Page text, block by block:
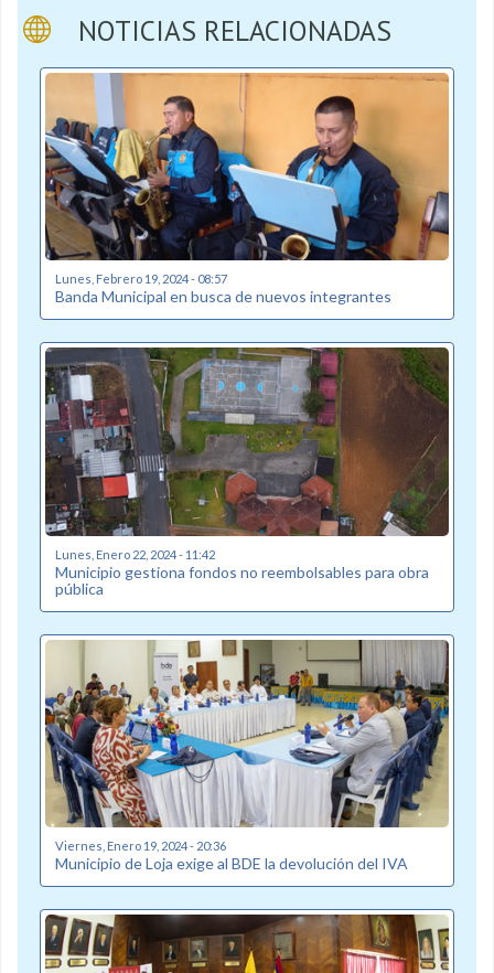
NOTICIAS RELACIONADAS
Lunes, Febrero 19, 2024 - 08:57
Banda Municipal en busca de nuevos integrantes
Lunes, Enero 22, 2024 - 11:42
Municipio gestiona fondos no reembolsables para obra
pública
Viernes, Enero 19, 2024 - 20:36
Municipio de Loja exige al BDE la devolución del IVA